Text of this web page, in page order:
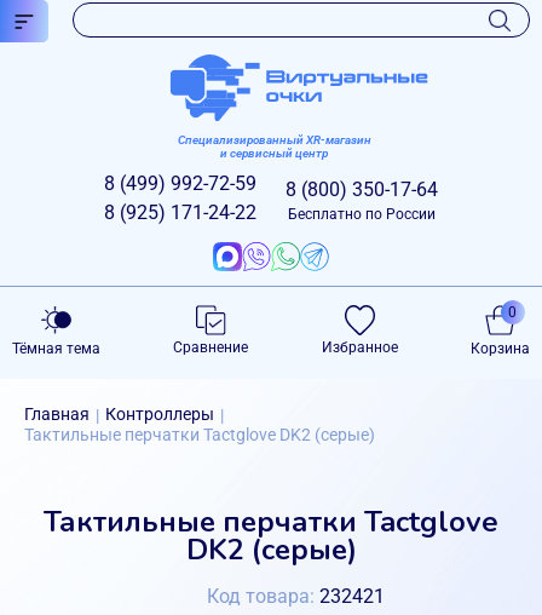
Специализированный XR-магазин
и сервисный центр
8 (499) 992-72-59
8 (925) 171-24-22
8 (800) 350-17-64
Бесплатно по России
Тёмная тема Сравнение Избранное Корзина
0
Главная | Контроллеры |
Тактильные перчатки Tactglove DK2 (серые)
Тактильные перчатки Tactglove
DK2 (серые)
Код товара: 232421